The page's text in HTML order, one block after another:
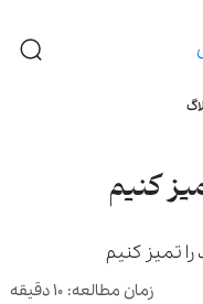
کنیم
زمان مطالعه: ۱۰ دقیقه